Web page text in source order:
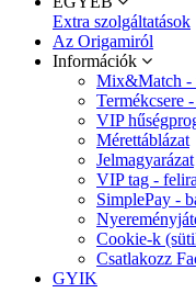
Extra szolgáltatások
Az Origamiról
Információk
Mix&Match -
Termékcsere
VIP
Mérettáblázat
Jelmagyarázat
VIP tag -
SimplePay -
Cookie-k
Csatlakozz
GYIK